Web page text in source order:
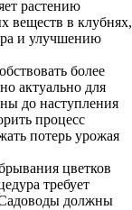
растению
веществ в клубнях,
и улучшению
более
актуально для
до наступления
процесс
потерь урожая
цветков
требует
должны